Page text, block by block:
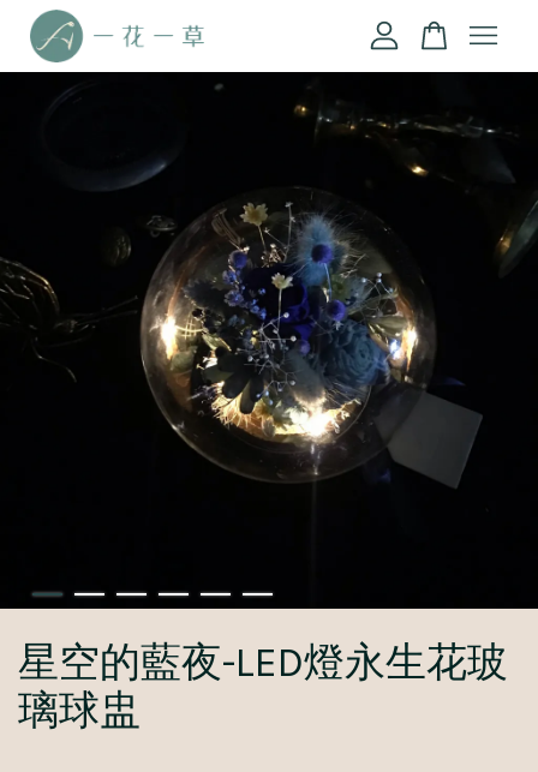
星空的藍夜-LED燈永生花玻
璃球盅
您的購物車目前還是空的。
繼續購物